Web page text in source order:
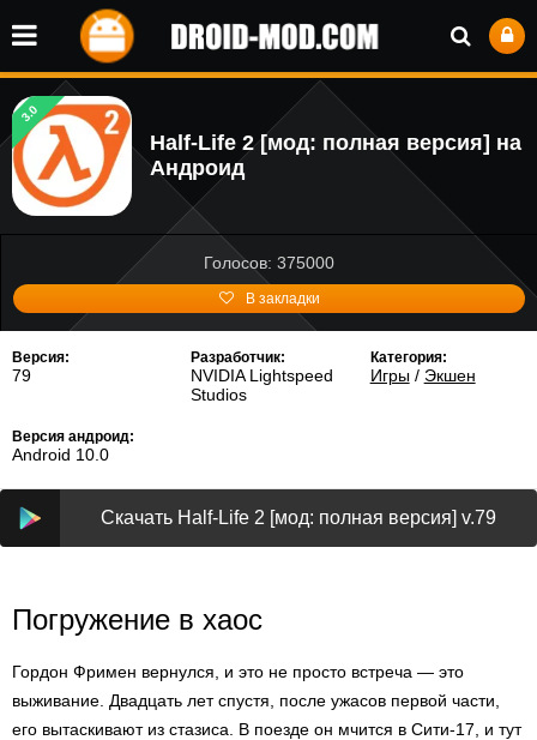
3.0
Half-Life 2 [мод: полная версия] на
Андроид
Голосов: 375000
В закладки
Версия:
79
Разработчик:
NVIDIA Lightspeed
Studios
Категория:
Игры/ Экшен
Версия андроид:
Android 10.0
Скачать Half-Life 2 [мод: полная версия] v.79
Погружение в хаос
Гордон Фримен вернулся, и это не просто встреча — это
выживание. Двадцать лет спустя, после ужасов первой части,
его вытаскивают из стазиса. В поезде он мчится в Сити-17, и тут